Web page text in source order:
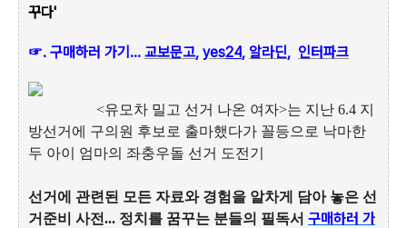
꾸다'
☞. 구매하러 가기... 교보문고, yes24, 알라딘, 인터파크
<유모차 밀고 선거 나온 여자>는 지난 6.4 지
방선거에 구의원 후보로 출마했다가 꼴등으로 낙마한
두 아이 엄마의 좌충우돌 선거 도전기
선거에 관련된 모든 자료와 경험을 알차게 담아 놓은 선
거준비 사전... 정치를 꿈꾸는 분들의 필독서 구매하러 가